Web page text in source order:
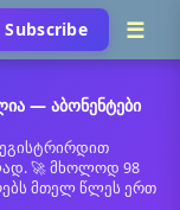
Subscribe
— აბონენტები
🚀 მხოლოდ 98
მთელ წლეს ერთ